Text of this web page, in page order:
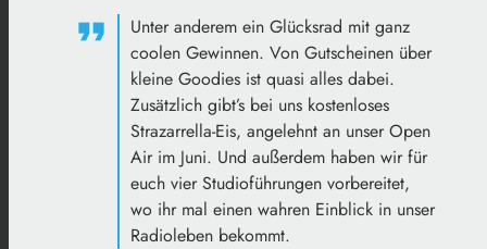
Unter anderem ein Glücksrad mit ganz
coolen Gewinnen. Von Gutscheinen über
kleine Goodies ist quasi alles dabei.
Zusätzlich gibt’s bei uns kostenloses
Strazarrella-Eis, angelehnt an unser Open
Air im Juni. Und außerdem haben wir für
euch vier Studioführungen vorbereitet,
wo ihr mal einen wahren Einblick in unser
Radioleben bekommt.